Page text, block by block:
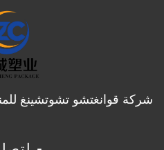
شركة قوانغتشو تشوتشينغ